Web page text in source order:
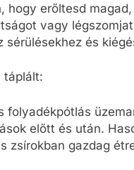
hogy erőltesd
vagy
sérülésekhez és
táplált:
folyadékpótlás
előtt és után.
zsírokban gazdag